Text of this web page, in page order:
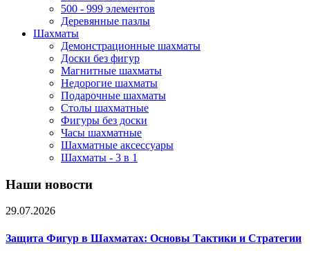
500 - 999 элементов
Деревянные пазлы
Шахматы
Демонстрационные шахматы
Доски без фигур
Магнитные шахматы
Недорогие шахматы
Подарочные шахматы
Столы шахматные
Фигуры без доски
Часы шахматные
Шахматные аксессуары
Шахматы - 3 в 1
Наши новости
29.07.2026
Защита Фигур в Шахматах: Основы Тактики и Стратегии